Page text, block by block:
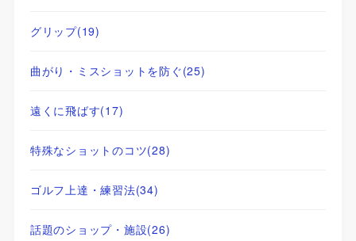
グリップ(19)
曲がり・ミスショットを防ぐ(25)
遠くに飛ばす(17)
特殊なショットのコツ(28)
ゴルフ上達・練習法(34)
話題のショップ・施設(26)